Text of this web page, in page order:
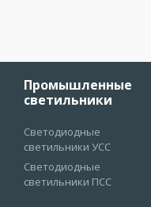
Промышленные
светильники
Светодиодные
светильники УСС
Светодиодные
светильники ПСС